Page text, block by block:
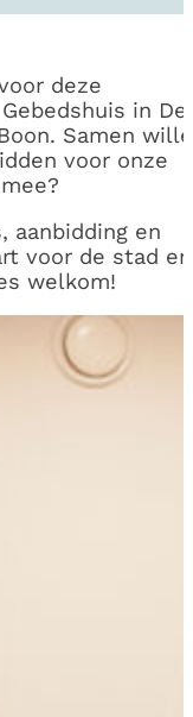
deze
in
Samen
voor onze
aanbidding en
voor de stad en
welkom!